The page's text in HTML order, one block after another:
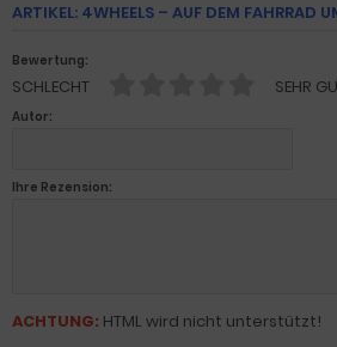
ARTIKEL: 4WHEELS – AUF DEM FAHRRAD
Bewertung:
SCHLECHT SEHR
Autor:
Ihre Rezension:
ACHTUNG: HTML wird nicht unterstützt!